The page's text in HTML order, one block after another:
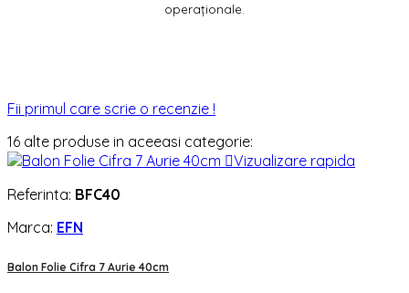
operaționale.
Fii primul care scrie o recenzie !
16 alte produse in aceeasi categorie:
Vizualizare rapida
Referinta: BFC40
Marca: EFN
Balon Folie Cifra 7 Aurie 40cm